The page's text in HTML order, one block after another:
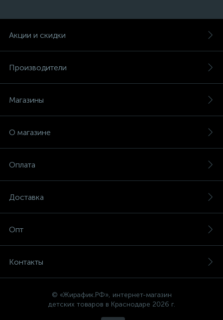
Акции и скидки
Производители
Магазины
О магазине
Оплата
Доставка
Опт
Контакты
© «Жирафик.РФ», интернет-магазин
детских товаров в Краснодаре 2026 г.